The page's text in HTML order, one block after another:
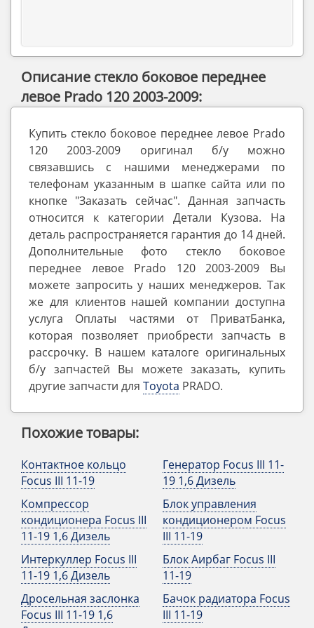
Описание стекло боковое переднее
левое Prado 120 2003-2009:
Купить стекло боковое переднее левое Prado
120 2003-2009 оригинал б/у можно
связавшись с нашими менеджерами по
телефонам указанным в шапке сайта или по
кнопке "Заказать сейчас". Данная запчасть
относится к категории Детали Кузова. На
деталь распространяется гарантия до 14 дней.
Дополнительные фото стекло боковое
переднее левое Prado 120 2003-2009 Вы
можете запросить у наших менеджеров. Так
же для клиентов нашей компании доступна
услуга Оплаты частями от ПриватБанка,
которая позволяет приобрести запчасть в
рассрочку. В нашем каталоге оригинальных
б/у запчастей Вы можете заказать, купить
другие запчасти для Toyota PRADO.
Похожие товары:
Контактное кольцо
Focus III 11-19
Компрессор
кондиционера Focus III
11-19 1,6 Дизель
Интеркуллер Focus III
11-19 1,6 Дизель
Дросельная заслонка
Focus III 11-19 1,6
Генератор Focus III 11-
19 1,6 Дизель
Блок управления
кондиционером Focus
III 11-19
Блок Аирбаг Focus III
11-19
Бачок радиатора Focus
III 11-19